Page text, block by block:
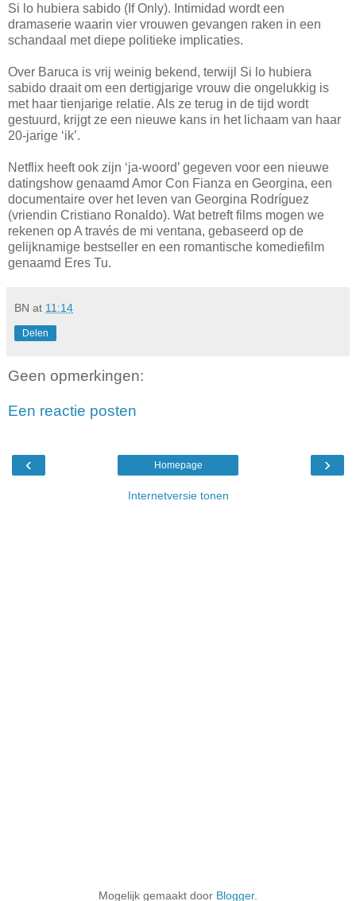
Si lo hubiera sabido (If Only). Intimidad wordt een
dramaserie waarin vier vrouwen gevangen raken in een
schandaal met diepe politieke implicaties.
Over Baruca is vrij weinig bekend, terwijl Si lo hubiera
sabido draait om een dertigjarige vrouw die ongelukkig is
met haar tienjarige relatie. Als ze terug in de tijd wordt
gestuurd, krijgt ze een nieuwe kans in het lichaam van haar
20-jarige ‘ik’.
Netflix heeft ook zijn ‘ja-woord’ gegeven voor een nieuwe
datingshow genaamd Amor Con Fianza en Georgina, een
documentaire over het leven van Georgina Rodríguez
(vriendin Cristiano Ronaldo). Wat betreft films mogen we
rekenen op A través de mi ventana, gebaseerd op de
gelijknamige bestseller en een romantische komediefilm
genaamd Eres Tu.
BN at 11:14
Delen
Geen opmerkingen:
Een reactie posten
‹ ›
Homepage
Internetversie tonen
Mogelijk gemaakt door Blogger.